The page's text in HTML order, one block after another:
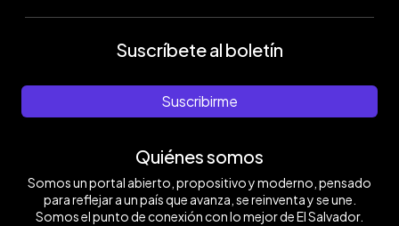
Suscríbete al boletín
Suscribirme
Quiénes somos
Somos un portal abierto, propositivo y moderno, pensado
para reflejar a un país que avanza, se reinventa y se une.
Somos el punto de conexión con lo mejor de El Salvador.